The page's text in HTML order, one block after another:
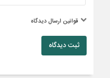
قوانین ارسال دیدگاه
ثبت دیدگاه